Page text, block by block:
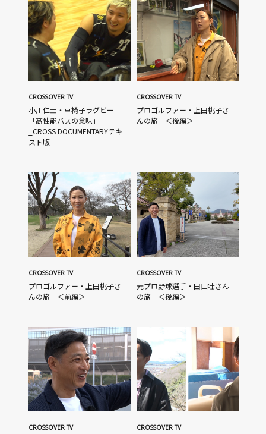
CROSSOVER TV
小川仁士・車椅子ラグビー
「高性能パスの意味」
_CROSS DOCUMENTARYテキ
スト版
CROSSOVER TV
プロゴルファー・上田桃子さ
んの旅 ＜後編＞
CROSSOVER TV
プロゴルファー・上田桃子さ
んの旅 ＜前編＞
CROSSOVER TV
元プロ野球選手・田口壮さん
の旅 ＜後編＞
CROSSOVER TV CROSSOVER TV